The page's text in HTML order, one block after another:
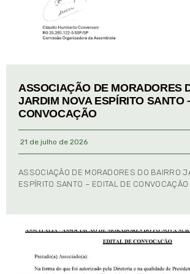
ASSOCIAÇÃO DE MORADORES
JARDIM NOVA ESPÍRITO SANTO
CONVOCAÇÃO
21 de julho de 2026
ASSOCIAÇÃO DE MORADORES DO BAIRRO
ESPÍRITO SANTO – EDITAL DE CONVOCAÇÃO